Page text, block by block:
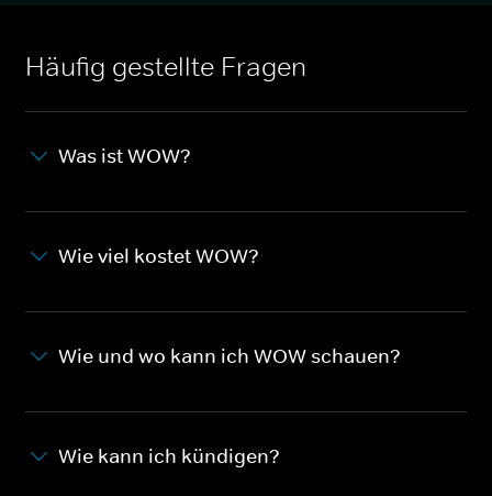
Häufig gestellte Fragen
Was ist WOW?
Wie viel kostet WOW?
Wie und wo kann ich WOW schauen?
Wie kann ich kündigen?